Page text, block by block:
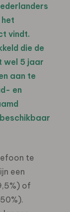
het
vindt.
die de
wel 5 jaar
aan te
en
te
een
of